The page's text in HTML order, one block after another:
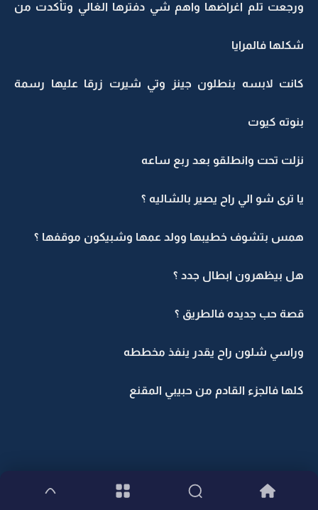
ورجعت تلم اغراضها واهم شي دفترها الغالي وتأكدت من
شكلها فالمرايا
كانت لابسه بنطلون جينز وتي شيرت زرقا عليها رسمة
بنوته كيوت
نزلت تحت وانطلقو بعد ربع ساعه
يا ترى شو الي راح يصير بالشاليه ؟
همس بتشوف خطيبها وولد عمها وشبيكون موقفها ؟
هل بيظهرون ابطال جدد ؟
قصة حب جديده فالطريق ؟
وراسي شلون راح يقدر ينفذ مخططه
كلها فالجزء القادم من حبيبي المقنع
الجزء الثالث